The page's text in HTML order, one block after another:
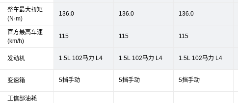
整车最大扭矩
(N·m)
官方最高车速
(km/h)
发动机
变速箱
工信部油耗
136.0 136.0 136.0
115 115 115
1.5L 102马力 L4 1.5L 102马力 L4 1.5L 102马力 L4
5挡手动 5挡手动 5挡手动